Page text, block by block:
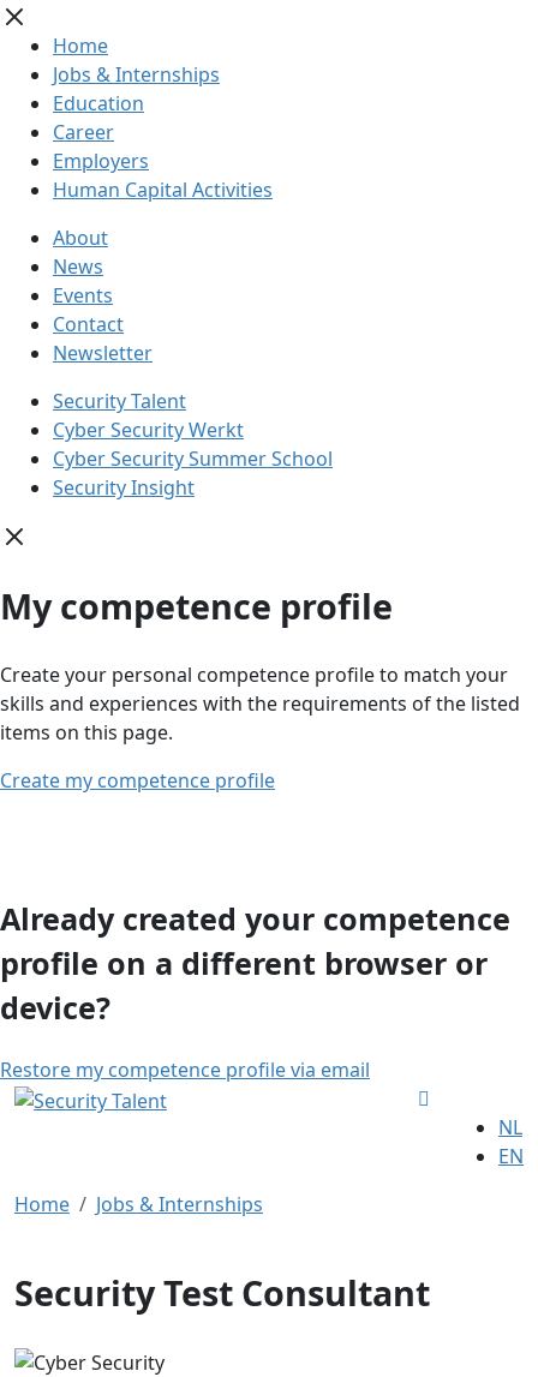
Home
Jobs & Internships
Education
Career
Employers
Human Capital Activities
About
News
Events
Contact
Newsletter
Security Talent
Cyber Security Werkt
Cyber Security Summer School
Security Insight
My competence profile
Create your personal competence profile to match your
skills and experiences with the requirements of the listed
items on this page.
Create my competence profile
Already created your competence
profile on a different browser or
device?
Restore my competence profile via email
NL
EN
Home
Jobs & Internships
Security Test Consultant